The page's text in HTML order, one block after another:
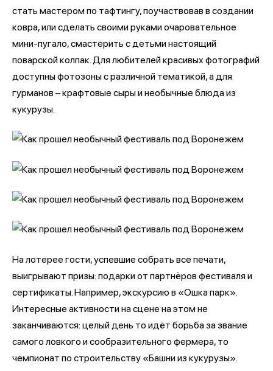
стать мастером по тафтингу, поучаствовав в создании
ковра, или сделать своими руками очаровательное
мини-пугало, смастерить с детьми настоящий
поварской колпак. Для любителей красивых фотографий
доступны фотозоны с различной тематикой, а для
гурманов – крафтовые сыры и необычные блюда из
кукурузы.
На лотерее гости, успевшие собрать все печати,
выигрывают призы: подарки от партнёров фестиваля и
сертификаты. Например, экскурсию в «Ошка парк».
Интересные активности на сцене на этом не
заканчиваются: целый день то идёт борьба за звание
самого ловкого и сообразительного фермера, то
чемпионат по строительству «Башни из кукурузы».